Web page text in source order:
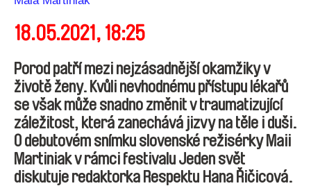
18.05.2021, 18:25
Porod patří mezi nejzásadnější okamžiky v
životě ženy. Kvůli nevhodnému přístupu lékařů
se však může snadno změnit v traumatizující
záležitost, která zanechává jizvy na těle i duši.
O debutovém snímku slovenské režisérky Maii
Martiniak v rámci festivalu Jeden svět
diskutuje redaktorka Respektu Hana Řičicová.